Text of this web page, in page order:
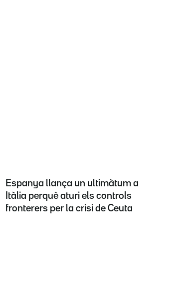
Espanya llança un ultimàtum a
Itàlia perquè aturi els controls
fronterers per la crisi de Ceuta